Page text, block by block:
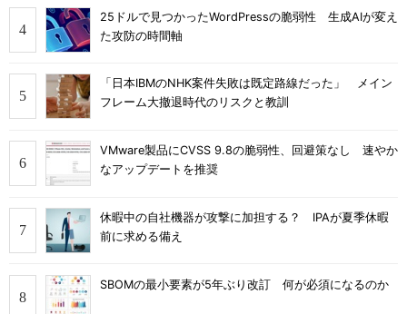
25ドルで見つかったWordPressの脆弱性 生成AIが変え
た攻防の時間軸
「日本IBMのNHK案件失敗は既定路線だった」 メイン
フレーム大撤退時代のリスクと教訓
VMware製品にCVSS 9.8の脆弱性、回避策なし 速やか
なアップデートを推奨
休暇中の自社機器が攻撃に加担する？ IPAが夏季休暇
前に求める備え
SBOMの最小要素が5年ぶり改訂 何が必須になるのか